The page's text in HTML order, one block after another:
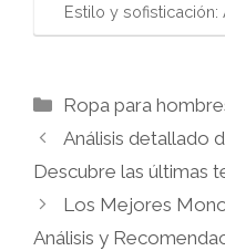
Estilo y sofisticación:
Categorías
Ropa para
Análisis detallado
Descubre las últimas
Los Mejores
Análisis y